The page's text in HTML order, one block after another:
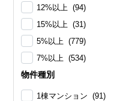
12%以上 (94)
15%以上 (31)
5%以上 (779)
7%以上 (534)
物件種別
1棟マンション (91)